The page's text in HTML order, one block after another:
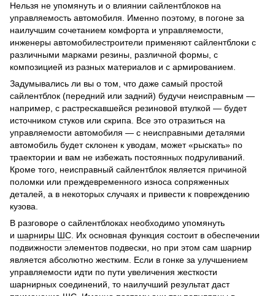
Нельзя не упомянуть и о влиянии сайлентблоков на
управляемость автомобиля. Именно поэтому, в погоне за
наилучшим сочетанием комфорта и управляемости,
инженеры автомобилестроители применяют сайлентблоки с
различными марками резины, различной формы, с
композицией из разных материалов и с армированием.
Задумывались ли вы о том, что даже самый простой
сайлентблок (передний или задний) будучи неисправным —
например, с растрескавшейся резиновой втулкой — будет
источником стуков или скрипа. Все это отразиться на
управляемости автомобиля — с неисправными деталями
автомобиль будет склонен к уводам, может «рыскать» по
траектории и вам не избежать постоянных подруливаний.
Кроме того, неисправный сайлентблок является причиной
поломки или преждевременного износа сопряженных
деталей, а в некоторых случаях и привести к повреждению
кузова.
В разговоре о сайлентблоках необходимо упомянуть
и шарниры ШС . Их основная функция состоит в обеспечении
подвижности элементов подвески, но при этом сам шарнир
является абсолютно жестким. Если в гонке за улучшением
управляемости идти по пути увеличения жесткости
шарнирных соединений, то наилучший результат даст